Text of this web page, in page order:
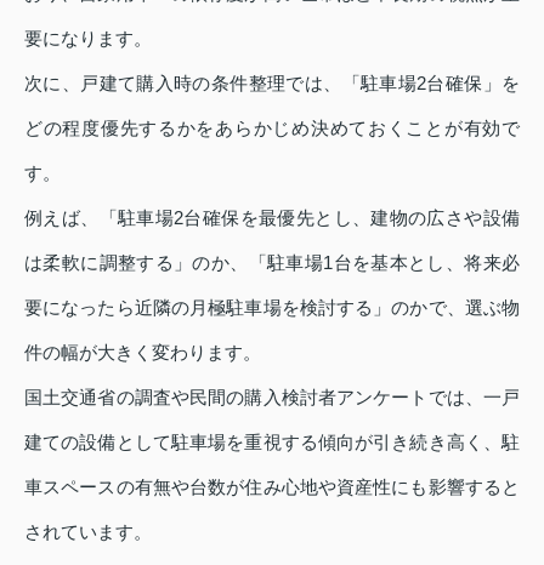
要になります。
次に、戸建て購入時の条件整理では、「駐車場2台確保」を
どの程度優先するかをあらかじめ決めておくことが有効で
す。
例えば、「駐車場2台確保を最優先とし、建物の広さや設備
は柔軟に調整する」のか、「駐車場1台を基本とし、将来必
要になったら近隣の月極駐車場を検討する」のかで、選ぶ物
件の幅が大きく変わります。
国土交通省の調査や民間の購入検討者アンケートでは、一戸
建ての設備として駐車場を重視する傾向が引き続き高く、駐
車スペースの有無や台数が住み心地や資産性にも影響すると
されています。